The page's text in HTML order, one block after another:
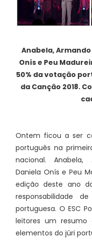
Anabela,
Onís e Peu
50% da votação
da Canção 2018.
Ontem ficou a ser
português na
nacional. Anabela,
Daniela Onís e Peu
edição deste ano
responsabilidade
portuguesa. O ESC
leitores um
elementos do júri